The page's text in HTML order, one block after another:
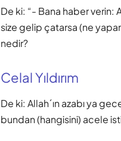
De ki: “- Bana haber verin:
size gelip çatarsa (ne
nedir?
Celal Yıldırım
De ki: Allah´ın azabı ya
bundan (hangisini) acele